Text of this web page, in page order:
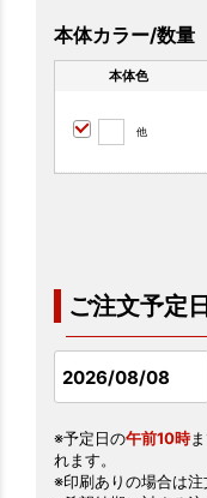
本体カラー/数量
本体色
他
ご注文予定
※予定日の午前10時
れます。
※印刷ありの場合は注